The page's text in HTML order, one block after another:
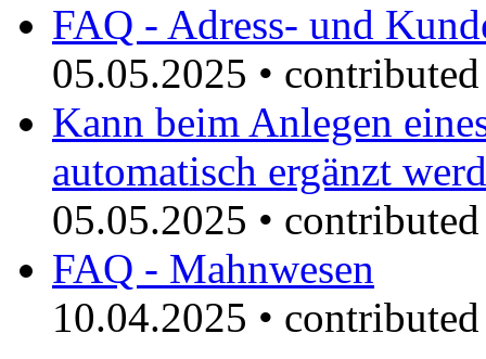
FAQ - Adress- und
05.05.2025 •
Kann beim Anlegen
automatisch ergänzt
05.05.2025 •
FAQ - Mahnwesen
10.04.2025 •